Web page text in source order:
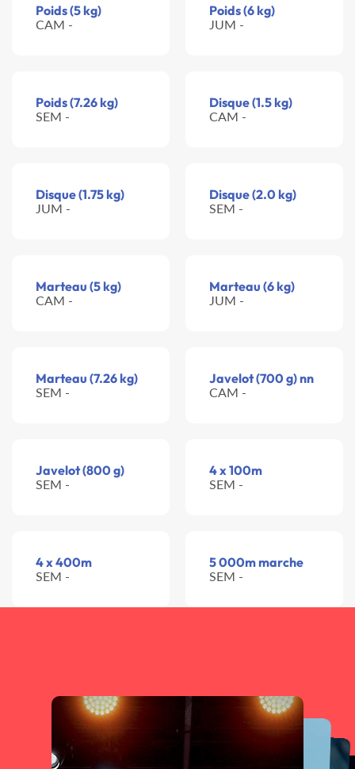
Poids (5 kg)
CAM -
Poids (6 kg)
JUM -
Poids (7.26 kg)
SEM -
Disque (1.5 kg)
CAM -
Disque (1.75 kg)
JUM -
Disque (2.0 kg)
SEM -
Marteau (5 kg)
CAM -
Marteau (6 kg)
JUM -
Marteau (7.26 kg)
SEM -
Javelot (700 g) nn
CAM -
Javelot (800 g)
SEM -
4 x 100m
SEM -
4 x 400m
SEM -
5 000m marche
SEM -